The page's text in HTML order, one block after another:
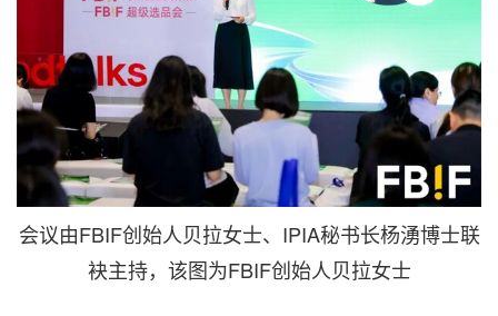
会议由FBIF创始人贝拉女士、IPIA秘书长杨湧博士联
袂主持，该图为FBIF创始人贝拉女士